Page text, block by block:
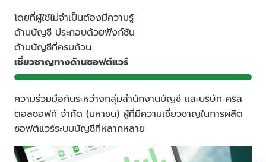
โดยที่ผู้ใช้ไม่จำเป็นต้องมีความรู้
ด้านบัญชี ประกอบด้วยฟังก์ชัน
ด้านบัญชีที่ครบถ้วน
เชี่ยวชาญทางด้านซอฟต์แวร์
ความร่วมมือกันระหว่างกลุ่มสำนักงานบัญชี และบริษัท คริส
ตอลซอฟท์ จำกัด (มหาชน) ผู้ที่มีความเชี่ยวชาญในการผลิต
ซอฟต์แวร์ระบบบัญชีที่หลากหลาย